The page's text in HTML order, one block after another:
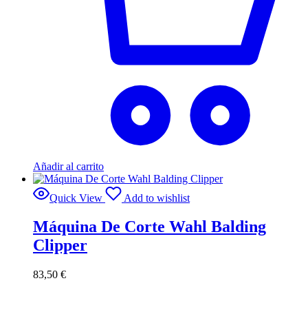
Añadir al carrito
Quick View Add to wishlist
Máquina De Corte Wahl Balding
Clipper
83,50 €